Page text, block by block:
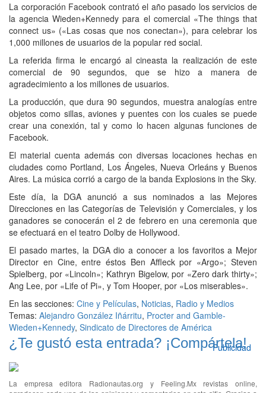
La corporación Facebook contrató el año pasado los servicios de
la agencia Wieden+Kennedy para el comercial «The things that
connect us» («Las cosas que nos conectan»), para celebrar los
1,000 millones de usuarios de la popular red social.
La referida firma le encargó al cineasta la realización de este
comercial de 90 segundos, que se hizo a manera de
agradecimiento a los millones de usuarios.
La producción, que dura 90 segundos, muestra analogías entre
objetos como sillas, aviones y puentes con los cuales se puede
crear una conexión, tal y como lo hacen algunas funciones de
Facebook.
El material cuenta además con diversas locaciones hechas en
ciudades como Portland, Los Ángeles, Nueva Orleáns y Buenos
Aires. La música corrió a cargo de la banda Explosions in the Sky.
Este día, la DGA anunció a sus nominados a las Mejores
Direcciones en las Categorías de Televisión y Comerciales, y los
ganadores se conocerán el 2 de febrero en una ceremonia que
se efectuará en el teatro Dolby de Hollywood.
El pasado martes, la DGA dio a conocer a los favoritos a Mejor
Director en Cine, entre éstos Ben Affleck por «Argo»; Steven
Spielberg, por «Lincoln»; Kathryn Bigelow, por «Zero dark thirty»;
Ang Lee, por «Life of Pi», y Tom Hooper, por «Los miserables».
En las secciones: Cine y Películas, Noticias, Radio y Medios
Temas: Alejandro González Iñárritu, Procter and Gamble-
Wieden+Kennedy, Sindicato de Directores de América
¿Te gustó esta entrada? ¡Compártela!
Publicidad
La empresa editora Radionautas.org y Feeling.Mx revistas online,